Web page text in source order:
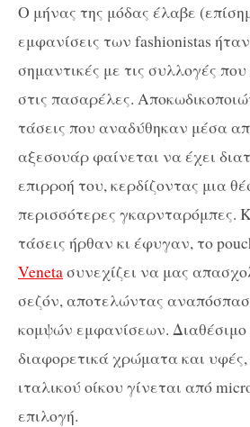
Ο μήνας της μόδας έλαβε
εμφανίσεις των fashionistas
σημαντικές με τις συλλογές
στις πασαρέλες.
τάσεις που αναδύθηκαν μέσα
αξεσουάρ φαίνεται να έχει
επιρροή του, κερδίζοντας μια
περισσότερες γκαρνταρόμπες.
τάσεις ήρθαν κι έφυγαν, τo
Venetaσυνεχίζει να μας
σεζόν, αποτελώντας
κομψών εμφανίσεων.
διαφορετικά χρώματα και υφές,
ιταλικού οίκου γίνεται από
επιλογή.